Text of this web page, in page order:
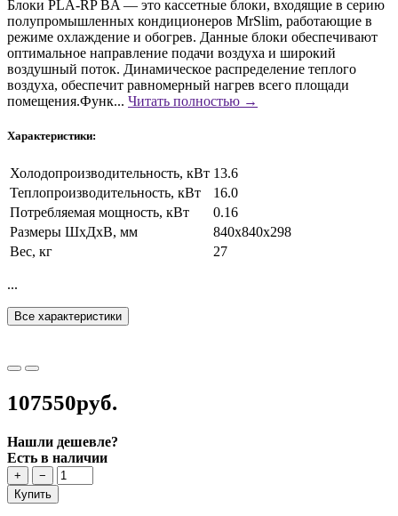
Блоки PLA-RP BA — это кассетные блоки, входящие в серию
полупромышленных кондиционеров MrSlim, работающие в
режиме охлаждение и обогрев. Данные блоки обеспечивают
оптимальное направление подачи воздуха и широкий
воздушный поток. Динамическое распределение теплого
воздуха, обеспечит равномерный нагрев всего площади
помещения.Функ... Читать полностью →
Характеристики:
Холодопроизводительность, кВт 13.6
Теплопроизводительность, кВт
16.0
Потребляемая мощность, кВт
0.16
Размеры ШxДxВ, мм
840x840x298
Вес, кг
27
...
Все характеристики
107550руб.
Нашли дешевле?
Есть в наличии
+
−
Купить